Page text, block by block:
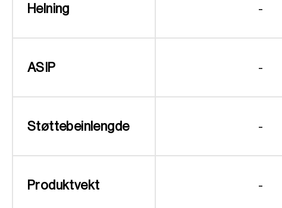
Helning -
ASIP -
Støttebeinlengde -
Produktvekt -